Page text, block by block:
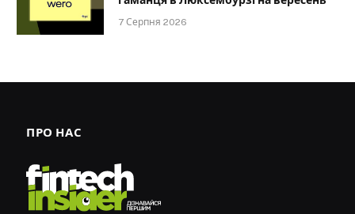
7 Серпня 2026
ПРО НАС